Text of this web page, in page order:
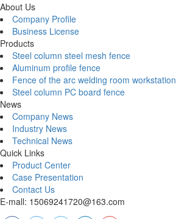
About Us
Company Profile
Business License
Products
Steel column steel mesh fence
Aluminum profile fence
Fence of the arc welding room workstation
Steel column PC board fence
News
Company News
Industry News
Technical News
Quick Links
Product Center
Case Presentation
Contact Us
E-mall: 15069241720@163.com